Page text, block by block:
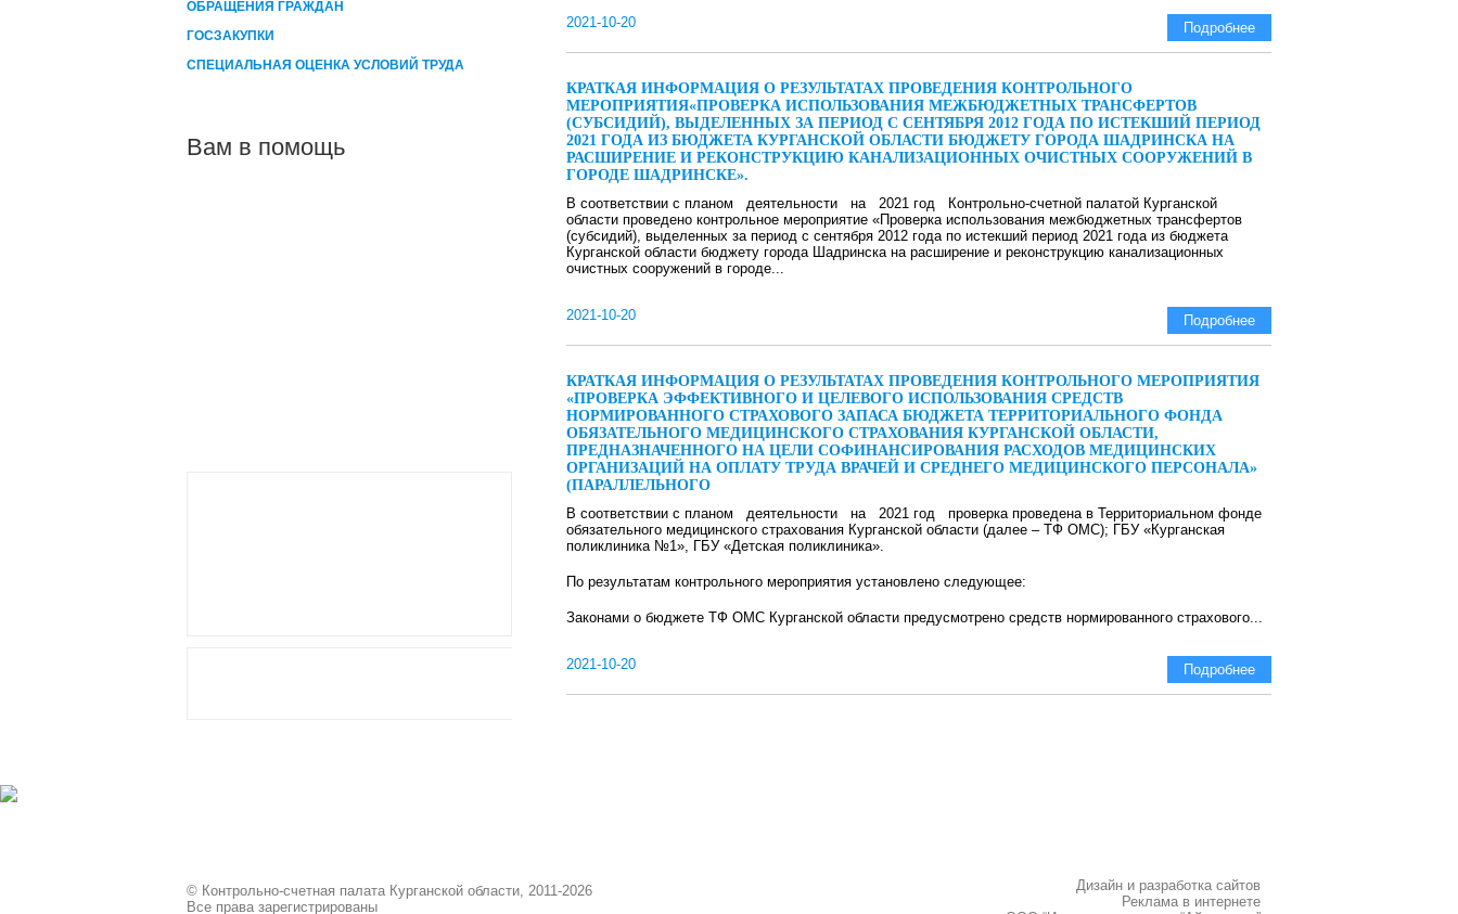
ОБРАЩЕНИЯ ГРАЖДАН
ГОСЗАКУПКИ
СПЕЦИАЛЬНАЯ ОЦЕНКА УСЛОВИЙ ТРУДА
Вам в помощь
2021-10-20 Подробнее
КРАТКАЯ ИНФОРМАЦИЯ О РЕЗУЛЬТАТАХ ПРОВЕДЕНИЯ КОНТРОЛЬНОГО
МЕРОПРИЯТИЯ«ПРОВЕРКА ИСПОЛЬЗОВАНИЯ МЕЖБЮДЖЕТНЫХ ТРАНСФЕРТОВ
(СУБСИДИЙ), ВЫДЕЛЕННЫХ ЗА ПЕРИОД С СЕНТЯБРЯ 2012 ГОДА ПО ИСТЕКШИЙ ПЕРИОД
2021 ГОДА ИЗ БЮДЖЕТА КУРГАНСКОЙ ОБЛАСТИ БЮДЖЕТУ ГОРОДА ШАДРИНСКА НА
РАСШИРЕНИЕ И РЕКОНСТРУКЦИЮ КАНАЛИЗАЦИОННЫХ ОЧИСТНЫХ СООРУЖЕНИЙ В
ГОРОДЕ ШАДРИНСКЕ».
В соответствии с планом деятельности на 2021 год Контрольно-счетной палатой Курганской
области проведено контрольное мероприятие «Проверка использования межбюджетных трансфертов
(субсидий), выделенных за период с сентября 2012 года по истекший период 2021 года из бюджета
Курганской области бюджету города Шадринска на расширение и реконструкцию канализационных
очистных сооружений в городе...
2021-10-20 Подробнее
КРАТКАЯ ИНФОРМАЦИЯ О РЕЗУЛЬТАТАХ ПРОВЕДЕНИЯ КОНТРОЛЬНОГО МЕРОПРИЯТИЯ
«ПРОВЕРКА ЭФФЕКТИВНОГО И ЦЕЛЕВОГО ИСПОЛЬЗОВАНИЯ СРЕДСТВ
НОРМИРОВАННОГО СТРАХОВОГО ЗАПАСА БЮДЖЕТА ТЕРРИТОРИАЛЬНОГО ФОНДА
ОБЯЗАТЕЛЬНОГО МЕДИЦИНСКОГО СТРАХОВАНИЯ КУРГАНСКОЙ ОБЛАСТИ,
ПРЕДНАЗНАЧЕННОГО НА ЦЕЛИ СОФИНАНСИРОВАНИЯ РАСХОДОВ МЕДИЦИНСКИХ
ОРГАНИЗАЦИЙ НА ОПЛАТУ ТРУДА ВРАЧЕЙ И СРЕДНЕГО МЕДИЦИНСКОГО ПЕРСОНАЛА»
(ПАРАЛЛЕЛЬНОГО
В соответствии с планом деятельности на 2021 год проверка проведена в Территориальном фонде
обязательного медицинского страхования Курганской области (далее – ТФ ОМС); ГБУ «Курганская
поликлиника №1», ГБУ «Детская поликлиника».
По результатам контрольного мероприятия установлено следующее:
Законами о бюджете ТФ ОМС Курганской области предусмотрено средств нормированного страхового...
2021-10-20 Подробнее
© Контрольно-счетная палата Курганской области, 2011-2026
Все права зарегистрированы
Дизайн и разработка сайтов
Реклама в интернете